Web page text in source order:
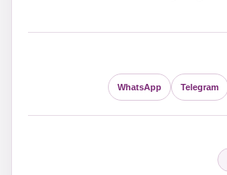
Telegram
WhatsApp